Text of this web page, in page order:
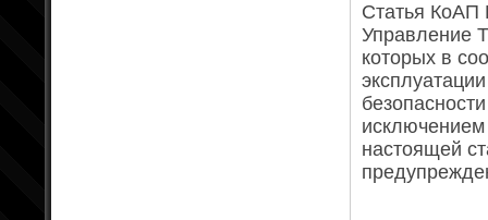
Статья КоАП
Управление
которых в
исключением
настоящей